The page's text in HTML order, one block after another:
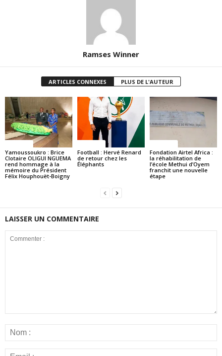
Ramses Winner
ARTICLES CONNEXES PLUS DE L'AUTEUR
Yamoussoukro : Brice
Clotaire OLIGUI NGUEMA
rend hommage à la
mémoire du Président
Félix Houphouët-Boigny
Football : Hervé Renard
de retour chez les
Éléphants
Fondation Airtel Africa :
la réhabilitation de
l’école Methui d’Oyem
franchit une nouvelle
étape
LAISSER UN COMMENTAIRE